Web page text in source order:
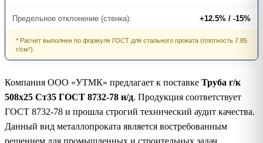
Предельное отклонение (стенка): +12.5% / -15%
* Расчет выполнен по формуле ГОСТ для стального проката (плотность 7.85
г/см³).
Компания ООО «УТМК» предлагает к поставке Труба г/к
508х25 Ст35 ГОСТ 8732-78 н/д. Продукция соответствует
ГОСТ 8732-78 и прошла строгий технический аудит качества.
Данный вид металлопроката является востребованным
решением для промышленных и строительных задач.